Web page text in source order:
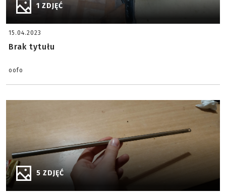
1 ZDJĘĆ
15.04.2023
Brak tytułu
oofo
5 ZDJĘĆ